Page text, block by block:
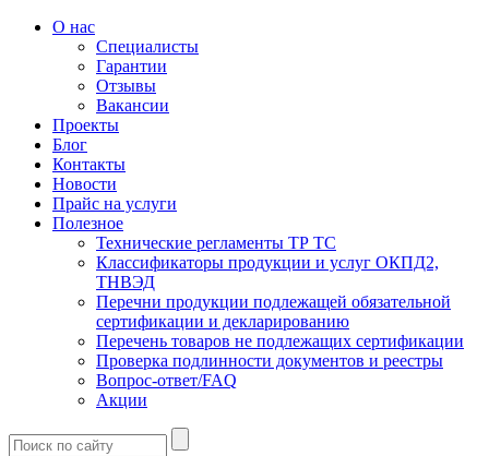
О нас
Специалисты
Гарантии
Отзывы
Вакансии
Проекты
Блог
Контакты
Новости
Прайс на услуги
Полезное
Технические регламенты ТР ТС
Классификаторы продукции и услуг ОКПД2,
ТНВЭД
Перечни продукции подлежащей обязательной
сертификации и декларированию
Перечень товаров не подлежащих сертификации
Проверка подлинности документов и реестры
Вопрос-ответ/FAQ
Акции